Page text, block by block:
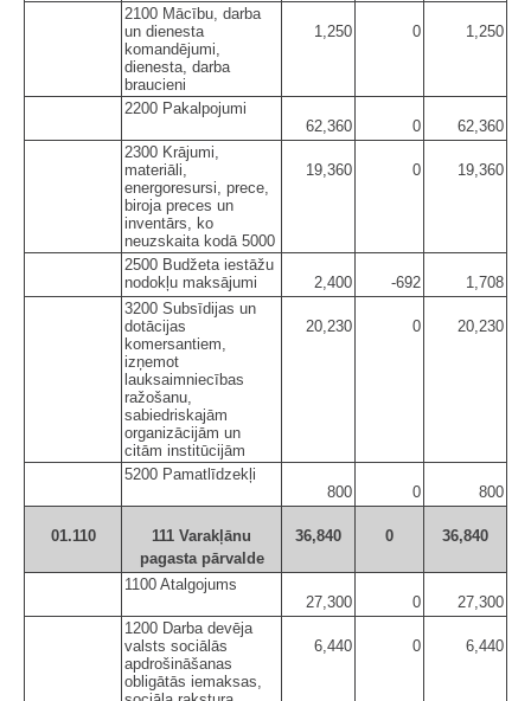
2100 Mācību, darba
un dienesta
komandējumi,
dienesta, darba
braucieni
1,250 0 1,250
2200 Pakalpojumi
62,360
0
62,360
2300 Krājumi,
materiāli,
energoresursi, prece,
biroja preces un
inventārs, ko
neuzskaita kodā 5000
19,360 0 19,360
2500 Budžeta iestāžu
nodokļu maksājumi
2,400 -692
1,708
3200 Subsīdijas un
dotācijas
komersantiem,
izņemot
lauksaimniecības
ražošanu,
sabiedriskajām
organizācijām un
citām institūcijām
20,230 0 20,230
5200 Pamatlīdzekļi
800
0 800
01.110
111 Varakļānu
pagasta pārvalde
36,840 0 36,840
1100 Atalgojums
27,300
0
27,300
1200 Darba devēja
valsts sociālās
apdrošināšanas
obligātās iemaksas,
6,440 0 6,440